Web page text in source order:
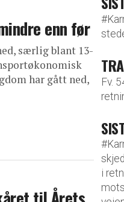
enn før
særlig blant 13-
har gått ned,
Fv.
i